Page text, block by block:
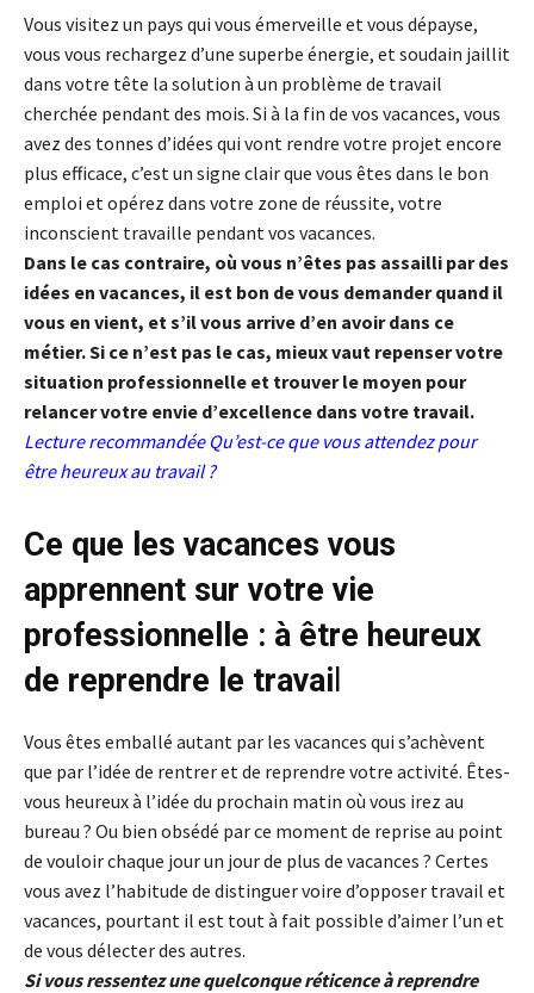
Vous visitez un pays qui vous émerveille et vous dépayse,
vous vous rechargez d’une superbe énergie, et soudain jaillit
dans votre tête la solution à un problème de travail
cherchée pendant des mois. Si à la fin de vos vacances, vous
avez des tonnes d’idées qui vont rendre votre projet encore
plus efficace, c’est un signe clair que vous êtes dans le bon
emploi et opérez dans votre zone de réussite, votre
inconscient travaille pendant vos vacances.
Dans le cas contraire, où vous n’êtes pas assailli par des
idées en vacances, il est bon de vous demander quand il
vous en vient, et s’il vous arrive d’en avoir dans ce
métier. Si ce n’est pas le cas, mieux vaut repenser votre
situation professionnelle et trouver le moyen pour
relancer votre envie d’excellence dans votre travail.
Lecture recommandée Qu’est-ce que vous attendez pour
être heureux au travail ?
Ce que les vacances vous
apprennent sur votre vie
professionnelle : à être heureux
de reprendre le travai
Vous êtes emballé autant par les vacances qui s’achèvent
que par l’idée de rentrer et de reprendre votre activité. Êtes-
vous heureux à l’idée du prochain matin où vous irez au
bureau ? Ou bien obsédé par ce moment de reprise au point
de vouloir chaque jour un jour de plus de vacances ? Certes
vous avez l’habitude de distinguer voire d’opposer travail et
vacances, pourtant il est tout à fait possible d’aimer l’un et
de vous délecter des autres.
Si vous ressentez une quelconque réticence à reprendre